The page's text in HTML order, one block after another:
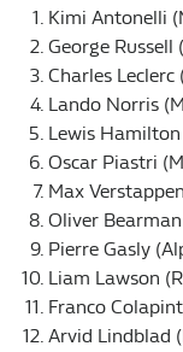
Kimi Antonelli
George Russell
Charles Leclerc
Lando Norris
Lewis
Oscar Piastri
Max
Oliver Bearman
Pierre Gasly
Liam Lawson
Franco
Arvid Lindblad